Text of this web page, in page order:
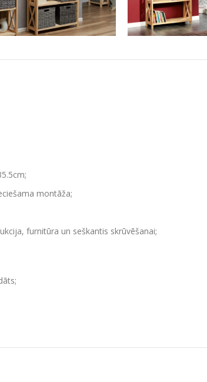
montāža;
furnitūra un seškantis skrūvēšanai;